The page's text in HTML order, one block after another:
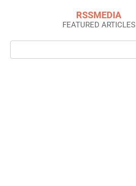
RSSMEDIA
FEATURED ARTICLES
Search: